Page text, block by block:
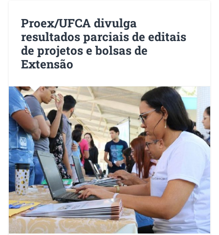
Proex/UFCA divulga
resultados parciais de editais
de projetos e bolsas de
Extensão